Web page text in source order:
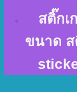
สติ๊กเ
ขนาด ส